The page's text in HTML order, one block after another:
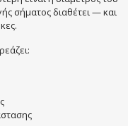
σήματος διαθέτει — και